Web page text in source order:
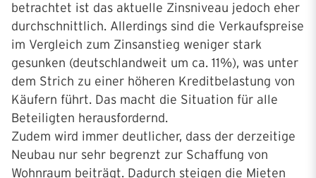
betrachtet ist das aktuelle Zinsniveau jedoch eher
durchschnittlich. Allerdings sind die Verkaufspreise
im Vergleich zum Zinsanstieg weniger stark
gesunken (deutschlandweit um ca. 11%), was unter
dem Strich zu einer höheren Kreditbelastung von
Käufern führt. Das macht die Situation für alle
Beteiligten herausfordernd.
Zudem wird immer deutlicher, dass der derzeitige
Neubau nur sehr begrenzt zur Schaffung von
Wohnraum beiträgt. Dadurch steigen die Mieten